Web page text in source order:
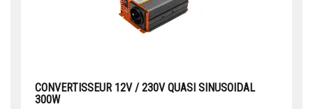
CONVERTISSEUR 12V / 230V QUASI SINUSOIDAL
300W